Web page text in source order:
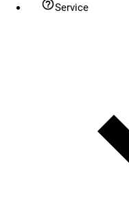
Service